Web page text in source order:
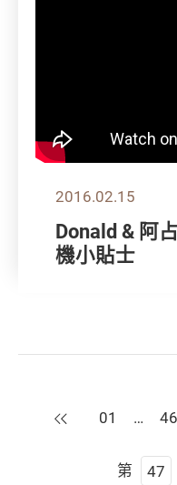
2016.02.15
Donald & 阿
機小貼士
上一頁
01 … 46
第